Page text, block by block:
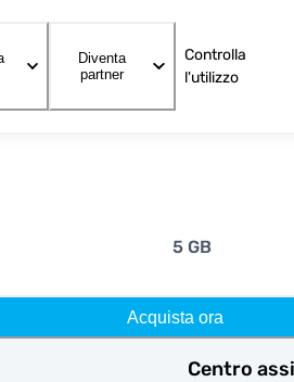
Diventa
partner
Controlla
l'utilizzo
5 GB
Acquista ora
Centro